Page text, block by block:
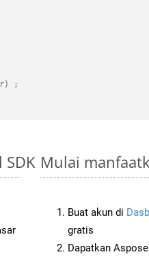
;
Mulai
Buat akun di
gratis
Dapatkan